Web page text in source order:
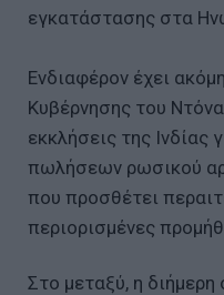
εγκατάστασης στα
Ενδιαφέρον έχει
Κυβέρνησης του
εκκλήσεις της
πωλήσεων ρωσικού
που προσθέτει
περιορισμένες
Στο μεταξύ, η